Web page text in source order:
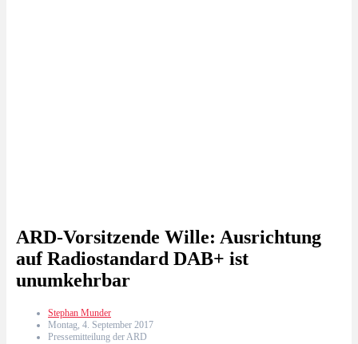
ARD-Vorsitzende Wille: Ausrichtung
auf Radiostandard DAB+ ist
unumkehrbar
Stephan Munder
Montag, 4. September 2017
Pressemitteilung der ARD